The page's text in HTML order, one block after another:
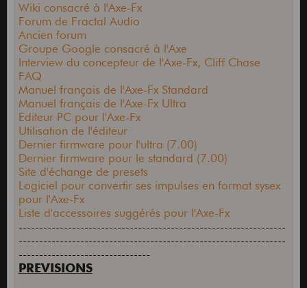
Wiki consacré à l'Axe-Fx
Forum de Fractal Audio
Ancien forum
Groupe Google consacré à l'Axe
Interview du concepteur de l'Axe-Fx, Cliff Chase
FAQ
Manuel français de l'Axe-Fx Standard
Manuel français de l'Axe-Fx Ultra
Editeur PC pour l'Axe-Fx
Utilisation de l'éditeur
Dernier firmware pour l'ultra (7.00)
Dernier firmware pour le standard (7.00)
Site d'échange de presets
Logiciel pour convertir ses impulses en format sysex
pour l'Axe-Fx
Liste d'accessoires suggérés pour l'Axe-Fx
-----------------------------------------------------------------
-----------------------------------------------------------------
--------------------------------
PREVISIONS